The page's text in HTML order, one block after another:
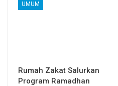
UMUM
Rumah Zakat Salurkan
Program Ramadhan